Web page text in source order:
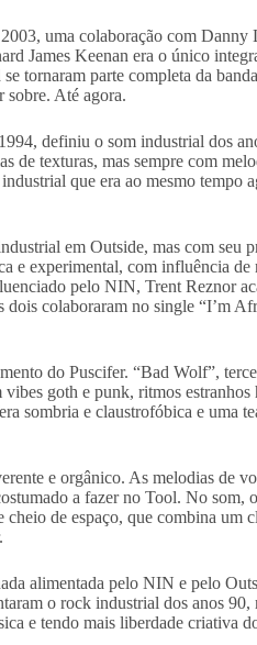
uma colaboração com Danny
James Keenan era o único
tornaram parte completa da
sobre. Até agora.
definiu o som industrial dos
de texturas, mas sempre com
que era ao mesmo tempo
em Outside, mas com seu
e experimental, com influência de
pelo NIN, Trent Reznor
colaboraram no single “I’m
do Puscifer. “Bad Wolf”,
goth e punk, ritmos
sombria e claustrofóbica e uma
e orgânico. As melodias de
a fazer no Tool. No som,
de espaço, que combina um
alimentada pelo NIN e pelo
o rock industrial dos anos 90,
e tendo mais liberdade criativa